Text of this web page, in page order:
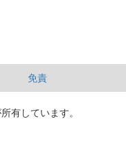
免責
有しています。